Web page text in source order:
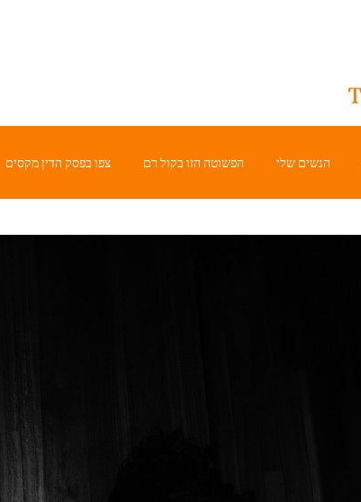
הנשים שלי הפשוטה הזו בקול רם צפו בפסק הדין מקסים